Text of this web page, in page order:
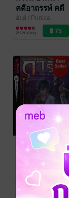
คดีอาถรรพ์ คดี
14 ฆาตกรรม
สาปโซเชียล
(บทแรก)
อัยย์ / Punica
Comic
การ์ตูนทั่วไป
26 Rating
การิน ปริศนา
คดีอาถรรพ์ คดี
13 หลอน
คฤหาสน์หุ่น
พยนต์ (บทแรก)
(Case-13/1)
/ Punica
Comic
การ์ตูนทั่วไป
27 Rating